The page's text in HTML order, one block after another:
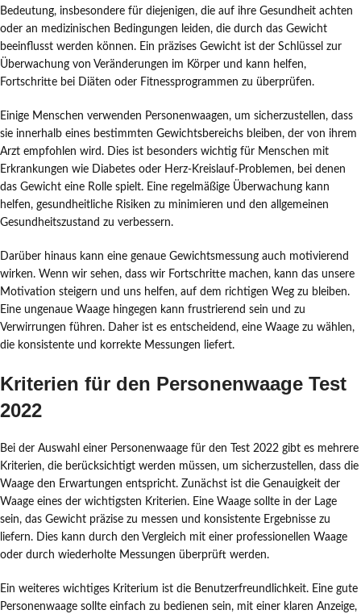
Bedeutung, insbesondere für diejenigen, die auf ihre Gesundheit achten
oder an medizinischen Bedingungen leiden, die durch das Gewicht
beeinflusst werden können. Ein präzises Gewicht ist der Schlüssel zur
Überwachung von Veränderungen im Körper und kann helfen,
Fortschritte bei Diäten oder Fitnessprogrammen zu überprüfen.
Einige Menschen verwenden Personenwaagen, um sicherzustellen, dass
sie innerhalb eines bestimmten Gewichtsbereichs bleiben, der von ihrem
Arzt empfohlen wird. Dies ist besonders wichtig für Menschen mit
Erkrankungen wie Diabetes oder Herz-Kreislauf-Problemen, bei denen
das Gewicht eine Rolle spielt. Eine regelmäßige Überwachung kann
helfen, gesundheitliche Risiken zu minimieren und den allgemeinen
Gesundheitszustand zu verbessern.
Darüber hinaus kann eine genaue Gewichtsmessung auch motivierend
wirken. Wenn wir sehen, dass wir Fortschritte machen, kann das unsere
Motivation steigern und uns helfen, auf dem richtigen Weg zu bleiben.
Eine ungenaue Waage hingegen kann frustrierend sein und zu
Verwirrungen führen. Daher ist es entscheidend, eine Waage zu wählen,
die konsistente und korrekte Messungen liefert.
Kriterien für den Personenwaage Test
2022
Bei der Auswahl einer Personenwaage für den Test 2022 gibt es mehrere
Kriterien, die berücksichtigt werden müssen, um sicherzustellen, dass die
Waage den Erwartungen entspricht. Zunächst ist die Genauigkeit der
Waage eines der wichtigsten Kriterien. Eine Waage sollte in der Lage
sein, das Gewicht präzise zu messen und konsistente Ergebnisse zu
liefern. Dies kann durch den Vergleich mit einer professionellen Waage
oder durch wiederholte Messungen überprüft werden.
Ein weiteres wichtiges Kriterium ist die Benutzerfreundlichkeit. Eine gute
Personenwaage sollte einfach zu bedienen sein, mit einer klaren Anzeige,